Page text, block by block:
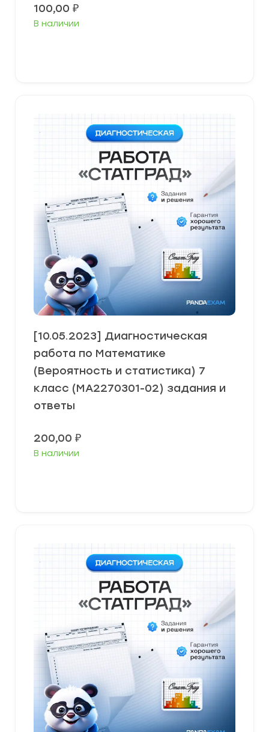
100,00 ₽
В наличии
[10.05.2023] Диагностическая
работа по Математике
(Вероятность и статистика) 7
класс (МА2270301-02) задания и
ответы
200,00 ₽
В наличии